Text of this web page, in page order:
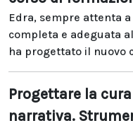
Edra, sempre attenta
completa e adeguata
ha progettato il nuovo
Progettare la
narrativa.